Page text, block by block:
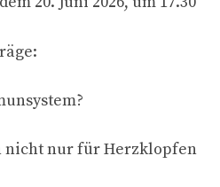
nicht nur für Herzklopfen